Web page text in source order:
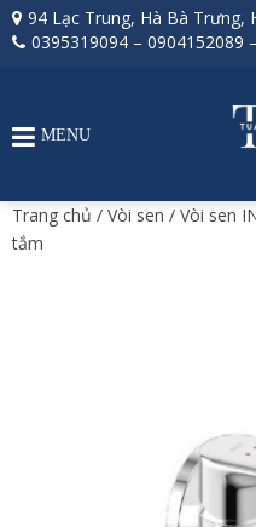
94 Lạc Trung, Hà Bà Trưng,
0395319094 – 0904152089 –
MENU
Trang chủ / Vòi sen / Vòi sen
tắm